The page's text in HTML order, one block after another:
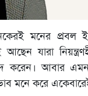
মনের প্রবল
যারা
করেন। আবার
মনে করে